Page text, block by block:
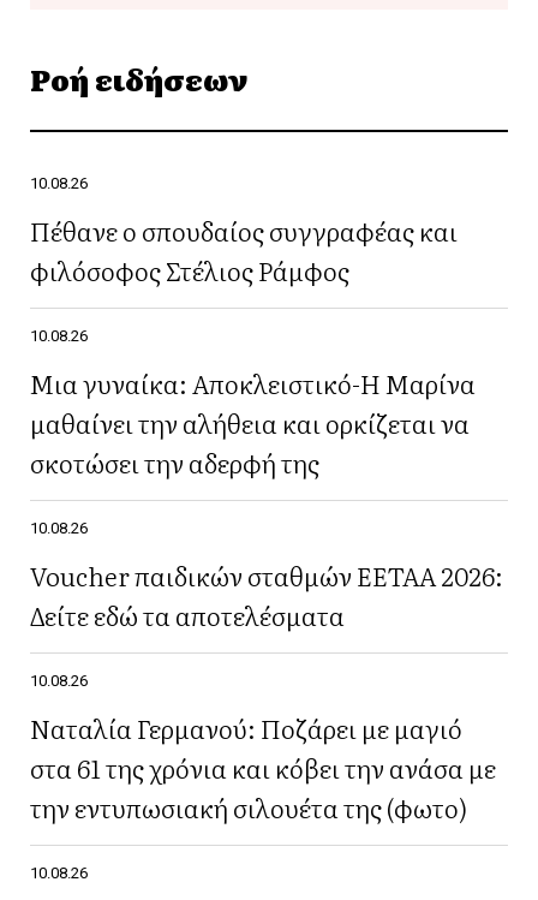
Ροή ειδήσεων
10.08.26
Πέθανε ο σπουδαίος συγγραφέας και
φιλόσοφος Στέλιος Ράμφος
10.08.26
Μια γυναίκα: Αποκλειστικό-Η Μαρίνα
μαθαίνει την αλήθεια και ορκίζεται να
σκοτώσει την αδερφή της
10.08.26
Voucher παιδικών σταθμών ΕΕΤΑΑ 2026:
Δείτε εδώ τα αποτελέσματα
10.08.26
Ναταλία Γερμανού: Ποζάρει με μαγιό
στα 61 της χρόνια και κόβει την ανάσα με
την εντυπωσιακή σιλουέτα της (φωτο)
10.08.26